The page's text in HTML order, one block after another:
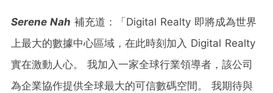
Serene Nah 補充道：「Digital Realty 即將成為世界
上最大的數據中心區域，在此時刻加入 Digital Realty
實在激動人心。 我加入一家全球行業領導者，該公司
為企業協作提供全球最大的可信數碼空間。 我期待與